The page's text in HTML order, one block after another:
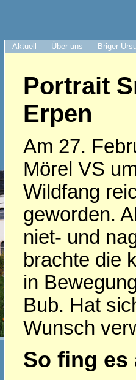
Aktuell Über uns Briger
Portrait
Erpen
Am 27.
Mörel VS
Wildfang
geworden.
niet- und
brachte die
in
Bub. Hat
Wunsch
So fing es